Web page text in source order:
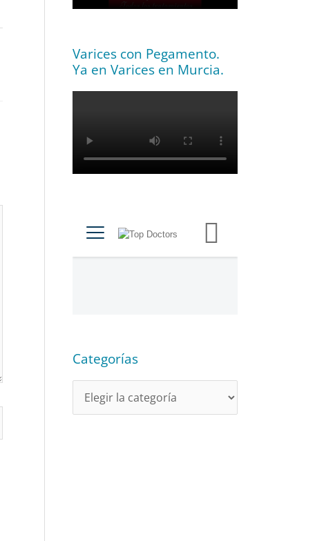
Varices con Pegamento.
Ya en Varices en Murcia.
Categorías